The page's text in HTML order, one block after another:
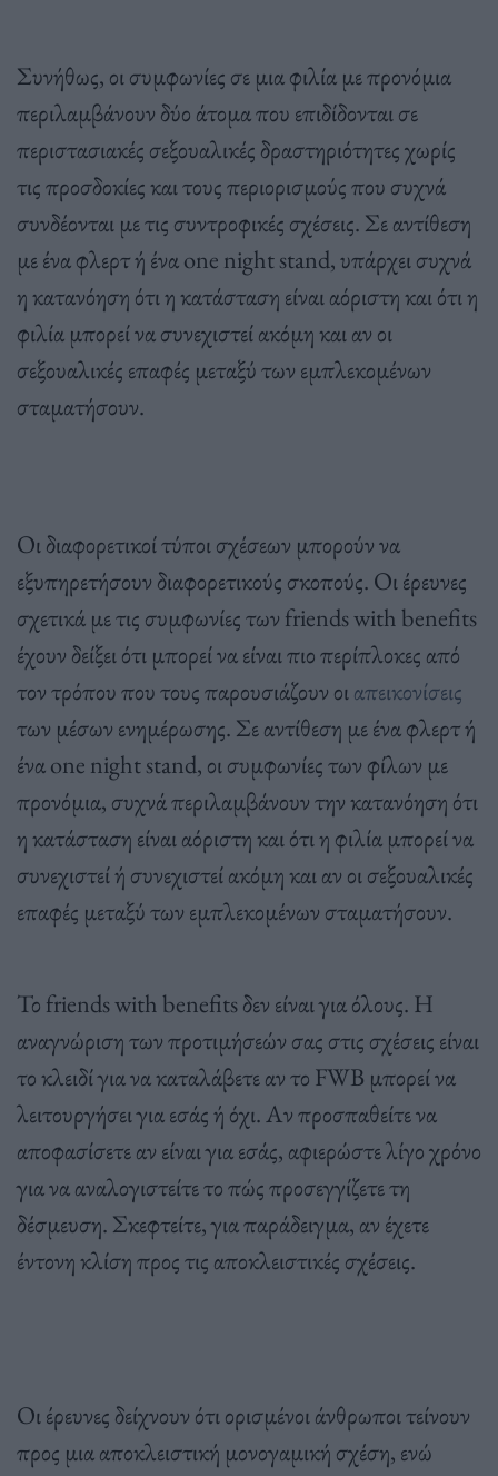
Συνήθως, οι συμφωνίες σε μια φιλία με προνόμια
περιλαμβάνουν δύο άτομα που επιδίδονται σε
περιστασιακές σεξουαλικές δραστηριότητες χωρίς
τις προσδοκίες και τους περιορισμούς που συχνά
συνδέονται με τις συντροφικές σχέσεις. Σε αντίθεση
με ένα φλερτ ή ένα one night stand, υπάρχει συχνά
η κατανόηση ότι η κατάσταση είναι αόριστη και ότι η
φιλία μπορεί να συνεχιστεί ακόμη και αν οι
σεξουαλικές επαφές μεταξύ των εμπλεκομένων
σταματήσουν.
Οι διαφορετικοί τύποι σχέσεων μπορούν να
εξυπηρετήσουν διαφορετικούς σκοπούς. Οι έρευνες
σχετικά με τις συμφωνίες των friends with benefits
έχουν δείξει ότι μπορεί να είναι πιο περίπλοκες από
τον τρόπου που τους παρουσιάζουν οιαπεικονίσεις
των μέσων ενημέρωσης. Σε αντίθεση με ένα φλερτ ή
ένα one night stand, οι συμφωνίες των φίλων με
προνόμια, συχνά περιλαμβάνουν την κατανόηση ότι
η κατάσταση είναι αόριστη και ότι η φιλία μπορεί να
συνεχιστεί ή συνεχιστεί ακόμη και αν οι σεξουαλικές
επαφές μεταξύ των εμπλεκομένων σταματήσουν.
Το friends with benefits δεν είναι για όλους. Η
αναγνώριση των προτιμήσεών σας στις σχέσεις είναι
το κλειδί για να καταλάβετε αν το FWB μπορεί να
λειτουργήσει για εσάς ή όχι. Αν προσπαθείτε να
αποφασίσετε αν είναι για εσάς, αφιερώστε λίγο χρόνο
για να αναλογιστείτε το πώς προσεγγίζετε τη
δέσμευση. Σκεφτείτε, για παράδειγμα, αν έχετε
έντονη κλίση προς τις αποκλειστικές σχέσεις.
Οι έρευνες δείχνουν ότι ορισμένοι άνθρωποι τείνουν
προς μια αποκλειστική μονογαμική σχέση, ενώ